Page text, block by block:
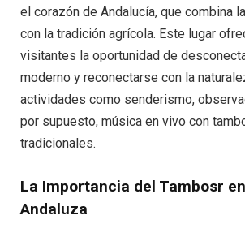
el corazón de Andalucía, que combina
con la tradición agrícola. Este lugar
visitantes la oportunidad de
moderno y reconectarse con la
actividades como senderismo,
por supuesto, música en vivo con
tradicionales.
La Importancia del Tambosr
Andaluza